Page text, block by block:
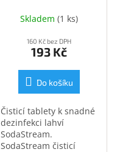
Skladem (1 ks)
160 Kč bez DPH
193 Kč
Do košíku
Čisticí tablety k snadné
dezinfekci lahví
SodaStream.
SodaStream čisticí